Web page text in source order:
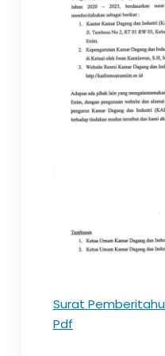
Surat
Pdf